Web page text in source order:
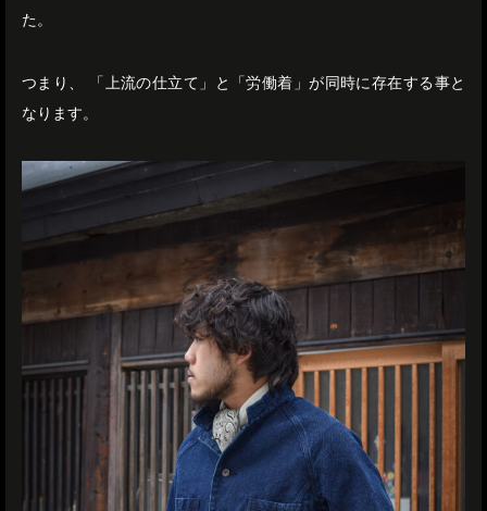
た。
つまり、 「上流の仕立て」と「労働着」が同時に存在する事と
なります。